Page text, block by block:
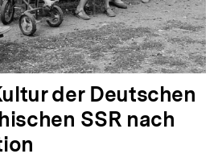
der Deutschen
SSR nach